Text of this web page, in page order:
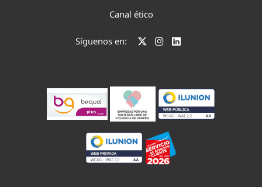
Canal ético
Síguenos en: